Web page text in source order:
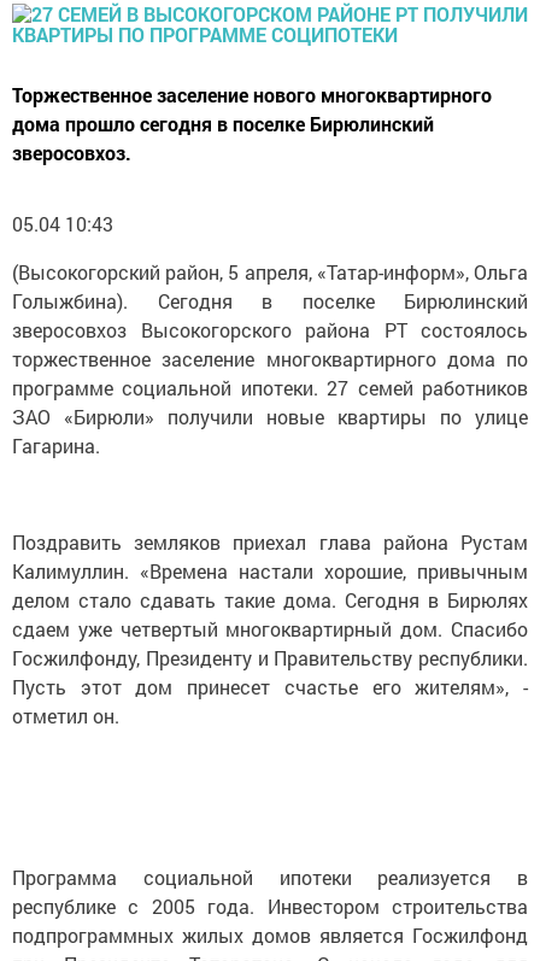
Торжественное заселение нового многоквартирного
дома прошло сегодня в поселке Бирюлинский
зверосовхоз.
05.04 10:43
(Высокогорский район, 5 апреля, «Татар-информ», Ольга
Голыжбина). Сегодня в поселке Бирюлинский
зверосовхоз Высокогорского района РТ состоялось
торжественное заселение многоквартирного дома по
программе социальной ипотеки. 27 семей работников
ЗАО «Бирюли» получили новые квартиры по улице
Гагарина.
Поздравить земляков приехал глава района Рустам
Калимуллин. «Времена настали хорошие, привычным
делом стало сдавать такие дома. Сегодня в Бирюлях
сдаем уже четвертый многоквартирный дом. Спасибо
Госжилфонду, Президенту и Правительству республики.
Пусть этот дом принесет счастье его жителям», -
отметил он.
Программа социальной ипотеки реализуется в
республике с 2005 года. Инвестором строительства
подпрограммных жилых домов является Госжилфонд